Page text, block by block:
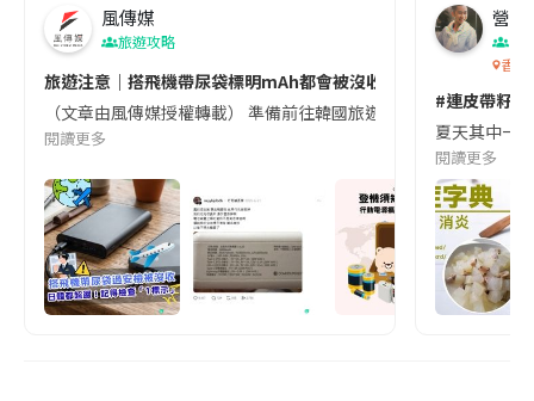
風傳媒
旅遊攻略
旅遊注意｜搭飛機帶尿袋標明mAh都會被沒收😱出發前切記檢查
（文章由風傳媒授權轉載） 準備前往韓國旅遊的民眾，近期要
閱讀更多
營養
香港
#連皮帶籽
夏天其中一
閱讀更多